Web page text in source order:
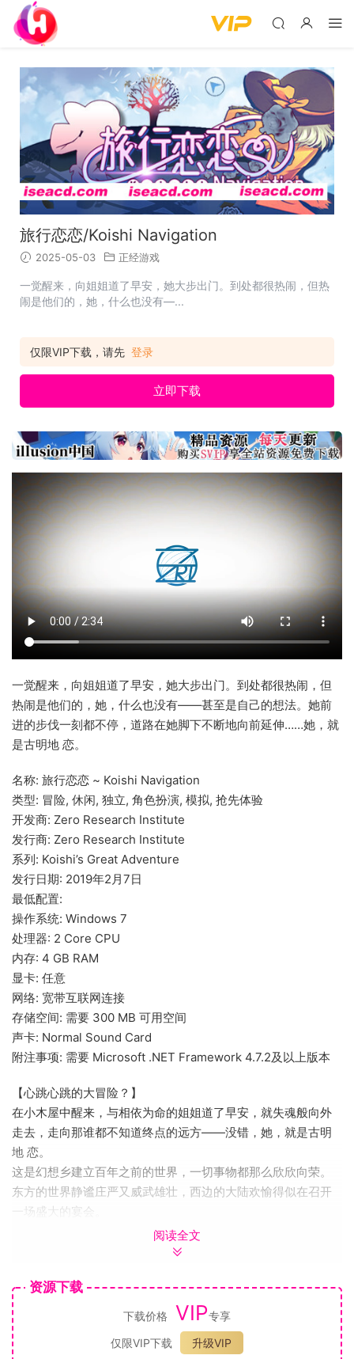
旅行恋恋/Koishi Navigation
2025-05-03 正经游戏
一觉醒来，向姐姐道了早安，她大步出门。到处都很热闹，但热
闹是他们的，她，什么也没有—...
仅限VIP下载，请先 登录
立即下载
一觉醒来，向姐姐道了早安，她大步出门。到处都很热闹，但
热闹是他们的，她，什么也没有——甚至是自己的想法。她前
进的步伐一刻都不停，道路在她脚下不断地向前延伸……她，就
是古明地 恋。
名称: 旅行恋恋 ~ Koishi Navigation
类型: 冒险, 休闲, 独立, 角色扮演, 模拟, 抢先体验
开发商: Zero Research Institute
发行商: Zero Research Institute
系列: Koishi’s Great Adventure
发行日期: 2019年2月7日
最低配置:
操作系统: Windows 7
处理器: 2 Core CPU
内存: 4 GB RAM
显卡: 任意
网络: 宽带互联网连接
存储空间: 需要 300 MB 可用空间
声卡: Normal Sound Card
附注事项: 需要 Microsoft .NET Framework 4.7.2及以上版本
【心跳心跳的大冒险？】
在小木屋中醒来，与相依为命的姐姐道了早安，就失魂般向外
走去，走向那谁都不知道终点的远方——没错，她，就是古明
地 恋。
这是幻想乡建立百年之前的世界，一切事物都那么欣欣向荣。
东方的世界静谧庄严又威武雄壮，西边的大陆欢愉得似在召开
一场盛大的宴会。
但热闹是他们的，她，什么也没有——甚至是自己的想法。
她前进的步伐一刻都不停，道路在她脚下不断地向前延伸，
也有可能，她将改变历史的进程？建立起一个人类与妖怪和平
共处的乐园？
【这是个桌宠养成游戏！】
虽然本作是以古明地 恋等人为主人公的RPG，但桌宠是本游戏
阅读全文
资源下载
下载价格 VIP专享
仅限VIP下载
升级VIP